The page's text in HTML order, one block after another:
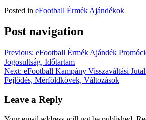
Posted in eFootball Érmék Ajándékok
Post navigation
Previous: eFootball Érmék Ajándék
Jogosultság, Időtartam
Next: eFootball Kampány Visszaváltási
Fejlődés, Mérföldkövek, Változások
Leave a Reply